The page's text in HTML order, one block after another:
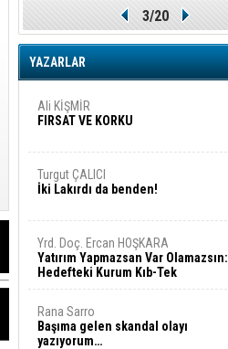
3/20
YAZARLAR
Taner ULUTAŞ
Adası gibi olmayız !...
Ali KİŞMİR
FIRSAT VE KORKU
Turgut ÇALICI
İki Lakırdı da benden!
Yrd. Doç. Ercan HOŞKARA
Yatırım Yapmazsan Var Olamazsın:
Hedefteki Kurum Kıb-Tek
Rana Sarro
Başıma gelen skandal olayı
yazıyorum…